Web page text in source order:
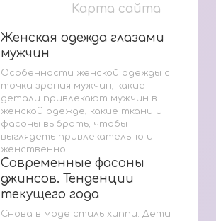
Карта сайта
Женская одежда глазами
мужчин
Женская одежда глазами
мужчин
Особенности женской одежды с
точки зрения мужчин, какие
детали привлекают мужчин в
женской одежде, какие ткани и
фасоны выбрать, чтобы
выглядеть привлекательно и
женственно
Современные фасоны
джинсов. Тенденции
текущего года
Современные фасоны
джинсов. Тенденции
текущего года
Снова в моде стиль хиппи. Дети